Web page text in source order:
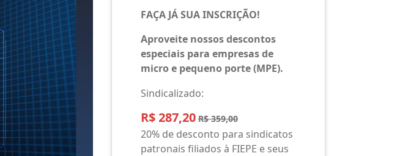
FAÇA JÁ SUA INSCRIÇÃO!
Aproveite nossos descontos
especiais para empresas de
micro e pequeno porte (MPE).
Sindicalizado:
R$ 287,20 R$ 359,00
20% de desconto para sindicatos
patronais filiados à FIEPE e seus